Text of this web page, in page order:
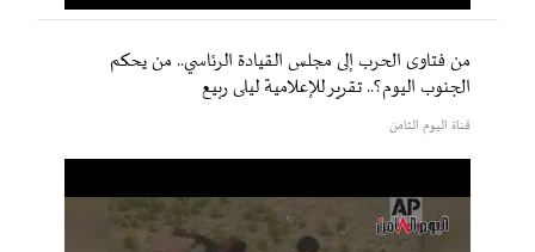
من فتاوى الحرب إلى مجلس القيادة الرئاسي.. من يحكم
الجنوب اليوم؟.. تقرير للإعلامية ليلى ربيع
قناة اليوم الثامن